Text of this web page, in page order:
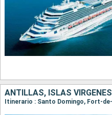
ANTILLAS, ISLAS VÍRGENES